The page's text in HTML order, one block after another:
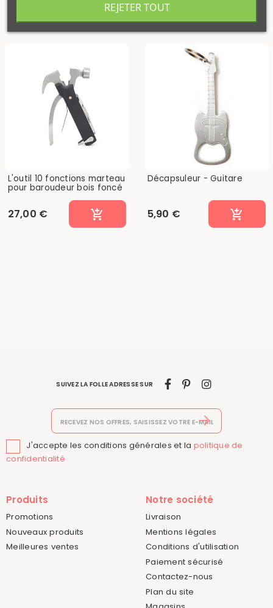
PRODUITS SIMILAIRES
L'outil 10 fonctions marteau
pour baroudeur bois foncé
27,00 €
Décapsuleur - Guitare
5,90 €
J'accepte les conditions générales et la politique de
confidentialité
SUIVEZ LA FOLLE ADRESSE SUR
Produits
Promotions
Nouveaux produits
Meilleures ventes
Notre société
Livraison
Mentions légales
Conditions d'utilisation
Paiement sécurisé
Contactez-nous
Plan du site
REJETER TOUT